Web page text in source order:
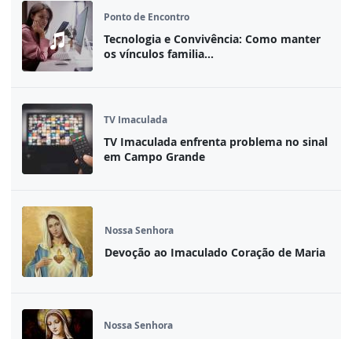
Ponto de Encontro
Tecnologia e Convivência: Como manter
os vínculos familia...
TV Imaculada
TV Imaculada enfrenta problema no sinal
em Campo Grande
Nossa Senhora
Devoção ao Imaculado Coração de Maria
Nossa Senhora